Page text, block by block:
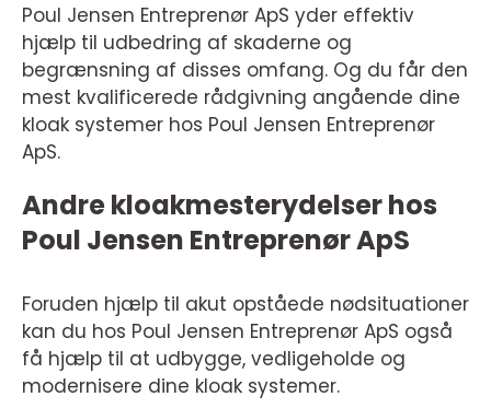
Poul Jensen Entreprenør ApS yder effektiv
hjælp til udbedring af skaderne og
begrænsning af disses omfang. Og du får den
mest kvalificerede rådgivning angående dine
kloak systemer hos Poul Jensen Entreprenør
ApS.
Andre kloakmesterydelser hos
Poul Jensen Entreprenør ApS
Foruden hjælp til akut opståede nødsituationer
kan du hos Poul Jensen Entreprenør ApS også
få hjælp til at udbygge, vedligeholde og
modernisere dine kloak systemer.